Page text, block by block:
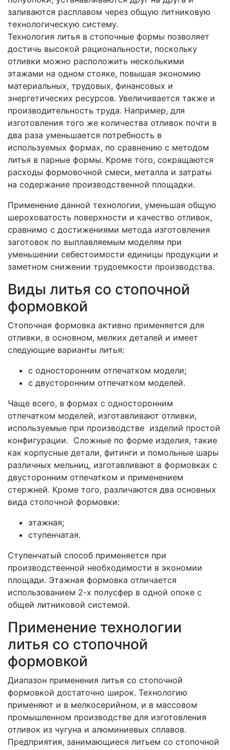
заливаются расплавом через общую литниковую
технологическую систему.
Технология литья в стопочные формы позволяет
достичь высокой рациональности, поскольку
отливки можно расположить несколькими
этажами на одном стояке, повышая экономию
материальных, трудовых, финансовых и
энергетических ресурсов. Увеличивается также и
производительность труда. Например, для
изготовления того же количества отливок почти в
два раза уменьшается потребность в
используемых формах, по сравнению с методом
литья в парные формы. Кроме того, сокращаются
расходы формовочной смеси, металла и затраты
на содержание производственной площадки.
Применение данной технологии, уменьшая общую
шероховатость поверхности и качество отливок,
сравнимо с достижениями метода изготовления
заготовок по выплавляемым моделям при
уменьшении себестоимости единицы продукции и
заметном снижении трудоемкости производства.
Виды литья со стопочной
формовкой
Стопочная формовка активно применяется для
отливки, в основном, мелких деталей и имеет
следующие варианты литья:
с односторонним отпечатком модели;
с двусторонним отпечатком моделей.
Чаще всего, в формах с односторонним
отпечатком моделей, изготавливают отливки,
используемые при производстве изделий простой
конфигурации. Сложные по форме изделия, такие
как корпусные детали, фитинги и помольные шары
различных мельниц, изготавливают в формовках с
двусторонним отпечатком и применением
стержней. Кроме того, различаются два основных
вида стопочной формовки:
этажная;
ступенчатая.
Ступенчатый способ применяется при
производственной необходимости в экономии
площади. Этажная формовка отличается
использованием 2-х полусфер в одной опоке с
общей литниковой системой.
Применение технологии
литья со стопочной
формовкой
Диапазон применения литья со стопочной
формовкой достаточно широк. Технологию
применяют и в мелкосерийном, и в массовом
промышленном производстве для изготовления
отливок из чугуна и алюминиевых сплавов.
Предприятия, занимающиеся литьем со стопочной